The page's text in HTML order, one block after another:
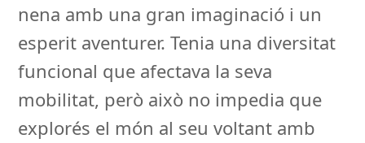
nena amb una gran imaginació i un
esperit aventurer. Tenia una diversitat
funcional que afectava la seva
mobilitat, però això no impedia que
explorés el món al seu voltant amb